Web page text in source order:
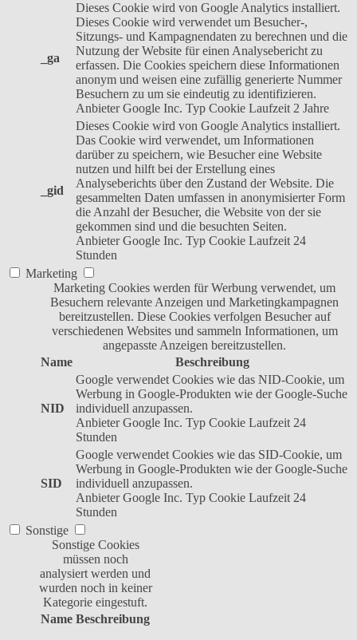
_ga
Dieses Cookie wird von Google Analytics installiert.
Dieses Cookie wird verwendet um Besucher-,
Sitzungs- und Kampagnendaten zu berechnen und die
Nutzung der Website für einen Analysebericht zu
erfassen. Die Cookies speichern diese Informationen
anonym und weisen eine zufällig generierte Nummer
Besuchern zu um sie eindeutig zu identifizieren.
Anbieter Google Inc. Typ Cookie Laufzeit 2 Jahre
_gid
Dieses Cookie wird von Google Analytics installiert.
Das Cookie wird verwendet, um Informationen
darüber zu speichern, wie Besucher eine Website
nutzen und hilft bei der Erstellung eines
Analyseberichts über den Zustand der Website. Die
gesammelten Daten umfassen in anonymisierter Form
die Anzahl der Besucher, die Website von der sie
gekommen sind und die besuchten Seiten.
Anbieter Google Inc. Typ Cookie Laufzeit 24
Stunden
Marketing
Marketing Cookies werden für Werbung verwendet, um
Besuchern relevante Anzeigen und Marketingkampagnen
bereitzustellen. Diese Cookies verfolgen Besucher auf
verschiedenen Websites und sammeln Informationen, um
angepasste Anzeigen bereitzustellen.
Name
Beschreibung
NID
Google verwendet Cookies wie das NID-Cookie, um
Werbung in Google-Produkten wie der Google-Suche
individuell anzupassen.
Anbieter Google Inc. Typ Cookie Laufzeit 24
Stunden
SID
Google verwendet Cookies wie das SID-Cookie, um
Werbung in Google-Produkten wie der Google-Suche
individuell anzupassen.
Anbieter Google Inc. Typ Cookie Laufzeit 24
Stunden
Sonstige
Sonstige Cookies
müssen noch
analysiert werden und
wurden noch in keiner
Kategorie eingestuft.
Name Beschreibung